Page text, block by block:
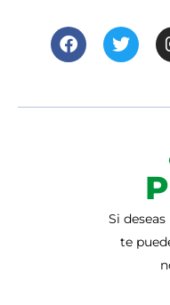
Si
te